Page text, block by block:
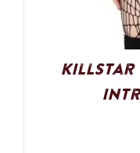
Killstar